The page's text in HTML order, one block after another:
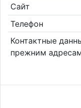
Сайт
Телефон
Контактные
прежним